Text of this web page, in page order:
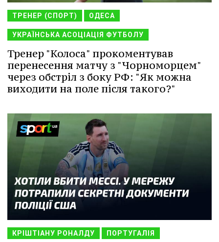
ТРЕНЕР (СПОРТ) ОДЕСА
УКРАЇНСЬКА АСОЦІАЦІЯ ФУТБОЛУ
Тренер "Колоса" прокоментував
перенесення матчу з "Чорноморцем"
через обстріл з боку РФ: "Як можна
виходити на поле після такого?"
КРІШТІАНУ РОНАЛДУ ПОРТУГАЛІЯ